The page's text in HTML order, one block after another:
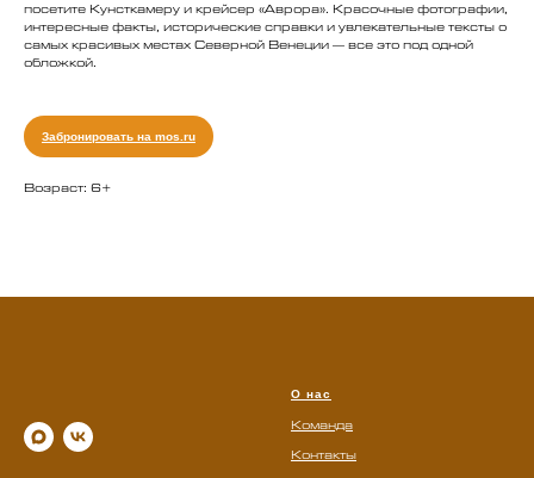
посетите Кунсткамеру и крейсер «Аврора». Красочные фотографии,
интересные факты, исторические справки и увлекательные тексты о
самых красивых местах Северной Венеции — все это под одной
обложкой.
Забронировать на mos.ru
Возраст: 6+
О нас
Команда
Контакты